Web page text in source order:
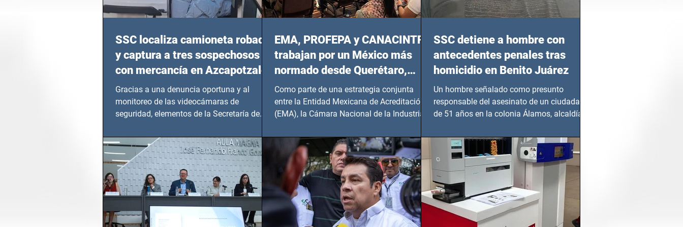
SSC localiza camioneta robada
y captura a tres sospechosos
con mercancía en Azcapotzalco
Gracias a una denuncia oportuna y al
monitoreo de las videocámaras de
seguridad, elementos de la Secretaría de
EMA, PROFEPA y CANACINTRA
trabajan por un México más
normado desde Querétaro,
Hidalgo y BCS
Como parte de una estrategia conjunta
entre la Entidad Mexicana de Acreditación
(EMA), la Cámara Nacional de la Industria
SSC detiene a hombre con
antecedentes penales tras
homicidio en Benito Juárez
Un hombre señalado como presunto
responsable del asesinato de un ciudadano
de 51 años en la colonia Álamos, alcaldía